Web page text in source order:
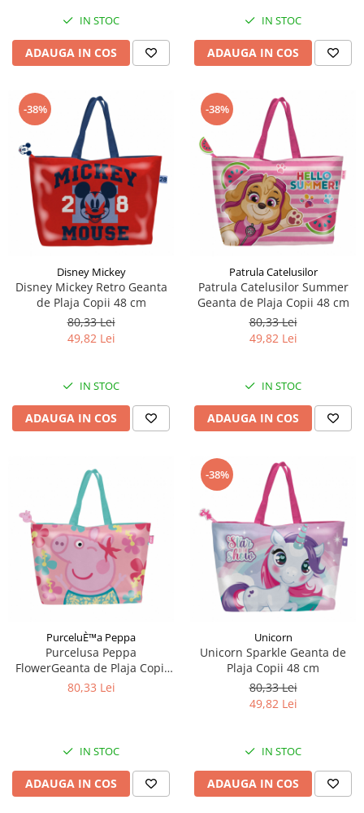
IN STOC
ADAUGA IN COS
IN STOC
ADAUGA IN COS
-38%
Disney Mickey
Disney Mickey Retro Geanta
de Plaja Copii 48 cm
80,33 Lei
49,82 Lei
IN STOC
ADAUGA IN COS
-38%
Patrula Catelusilor
Patrula Catelusilor Summer
Geanta de Plaja Copii 48 cm
80,33 Lei
49,82 Lei
IN STOC
ADAUGA IN COS
PurceluÈ™a Peppa
Purcelusa Peppa
FlowerGeanta de Plaja Copii
48 cm
80,33 Lei
IN STOC
ADAUGA IN COS
-38%
Unicorn
Unicorn Sparkle Geanta de
Plaja Copii 48 cm
80,33 Lei
49,82 Lei
IN STOC
ADAUGA IN COS